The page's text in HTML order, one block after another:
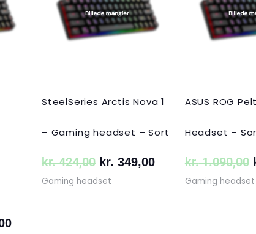
kr. 399,00.
SteelSeries Arctis Nova 1
– Gaming headset – Sort
kr.424,00
var:
kr. 424,00.
kr. 349,00
kr. 349,00.
Gaming headset
ASUS ROG
Headset –
kr.1.090,00
Gaming headset